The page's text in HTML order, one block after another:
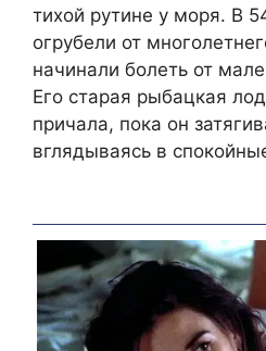
тихой рутине у моря. В
огрубели от
начинали болеть от
Его старая рыбацкая
причала, пока он
вглядываясь в